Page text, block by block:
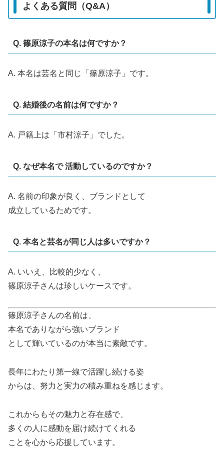
よくある質問（Q&A）
Q. 篠原涼子の本名は何ですか？
A. 本名は芸名と同じ「篠原涼子」です。
Q. 結婚後の名前は何ですか？
A. 戸籍上は「市村涼子」でした。
Q. なぜ本名で 活動しているのですか？
A. 名前の印象が良く、ブランドとして
成立しているためです。
Q. 本名と芸名が同じ人は多いですか？
A. いいえ、比較的少なく、
篠原涼子さんは珍しいケースです。
篠原涼子さんの名前は、
本名でありながら強いブランド
として輝いているのが本当に素敵です。
長年にわたり第一線で活躍し続ける姿
からは、努力と実力の積み重ねを感じます。
これからもその魅力と存在感で、
多くの人に感動を届け続けてくれる
ことを心から応援しています。